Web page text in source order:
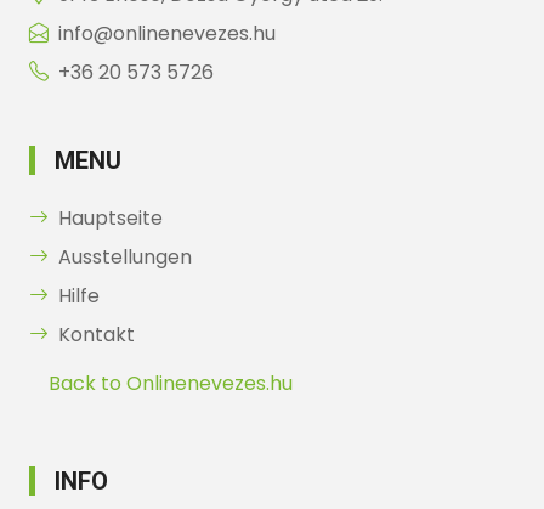
info@onlinenevezes.hu
+36 20 573 5726
MENU
Hauptseite
Ausstellungen
Hilfe
Kontakt
Back to Onlinenevezes.hu
INFO